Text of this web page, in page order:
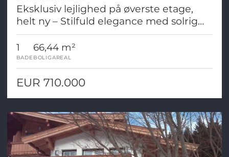
Eksklusiv lejlighed på øverste etage,
helt ny – Stilfuld elegance med solrig
balkon i Salzburg-Schallmoos
1
BADE
66,44 m²
BOLIGAREAL
EUR 710.000